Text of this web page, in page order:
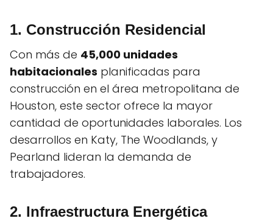
1. Construcción Residencial
Con más de 45,000 unidades
habitacionales planificadas para
construcción en el área metropolitana de
Houston, este sector ofrece la mayor
cantidad de oportunidades laborales. Los
desarrollos en Katy, The Woodlands, y
Pearland lideran la demanda de
trabajadores.
2. Infraestructura Energética